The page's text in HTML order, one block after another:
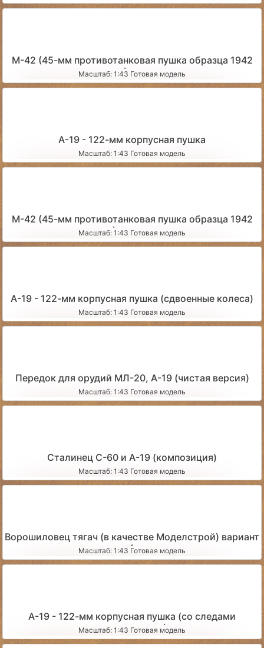
М-42 (45-мм противотанковая пушка образца 1942
года) чистая
Масштаб: 1:43 Готовая модель
А-19 - 122-мм корпусная пушка
Масштаб: 1:43 Готовая модель
М-42 (45-мм противотанковая пушка образца 1942
года) запыленная
Масштаб: 1:43 Готовая модель
А-19 - 122-мм корпусная пушка (сдвоенные колеса)
Масштаб: 1:43 Готовая модель
Передок для орудий МЛ-20, А-19 (чистая версия)
Масштаб: 1:43 Готовая модель
Сталинец С-60 и А-19 (композиция)
Масштаб: 1:43 Готовая модель
Ворошиловец тягач (в качестве Моделстрой) вариант
1
Масштаб: 1:43 Готовая модель
А-19 - 122-мм корпусная пушка (со следами
эксплуатации)
Масштаб: 1:43 Готовая модель